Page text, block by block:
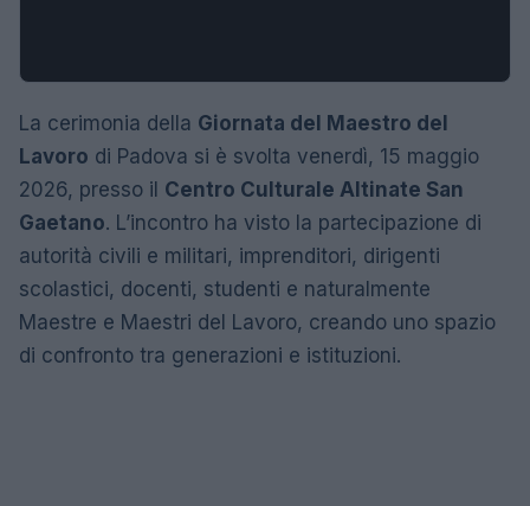
La cerimonia della Giornata del Maestro del
Lavoro di Padova si è svolta venerdì, 15 maggio
2026, presso il Centro Culturale Altinate San
Gaetano. L’incontro ha visto la partecipazione di
autorità civili e militari, imprenditori, dirigenti
scolastici, docenti, studenti e naturalmente
Maestre e Maestri del Lavoro, creando uno spazio
di confronto tra generazioni e istituzioni.